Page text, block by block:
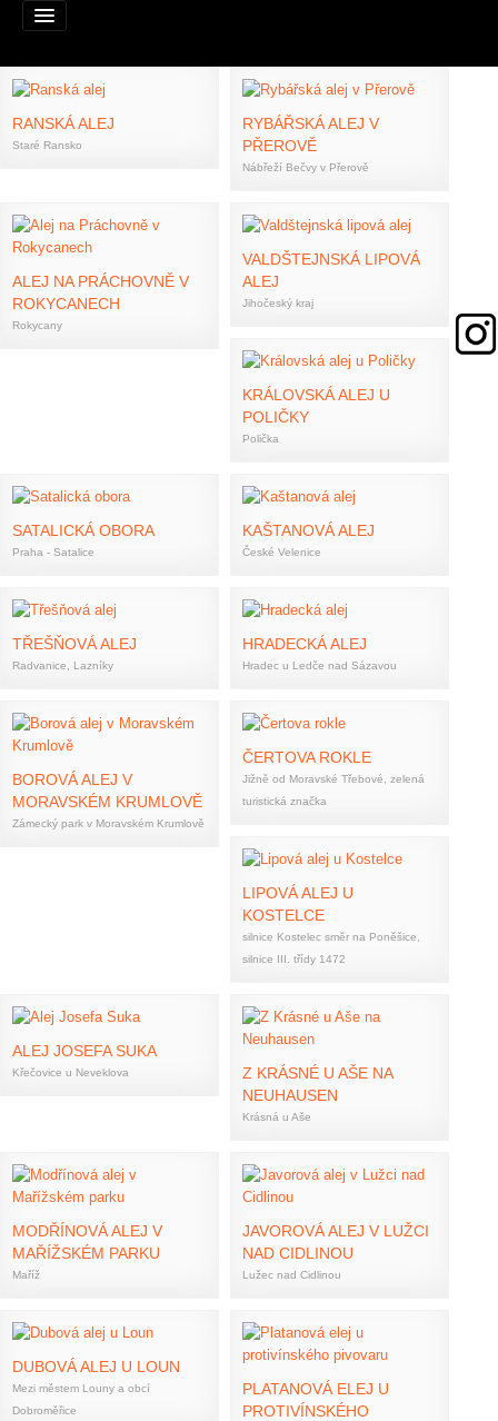
Nominujte alej
Nominované aleje
Podpořte
Mapa alejí
Spolupráce
RANSKÁ ALEJ
Staré Ransko
RYBÁŘSKÁ ALEJ V
PŘEROVĚ
Nábřeží Bečvy v Přerově
ALEJ NA PRÁCHOVNĚ V
ROKYCANECH
Rokycany
VALDŠTEJNSKÁ LIPOVÁ
ALEJ
Jihočeský kraj
KRÁLOVSKÁ ALEJ U
POLIČKY
Polička
SATALICKÁ OBORA
Praha - Satalice
KAŠTANOVÁ ALEJ
České Velenice
TŘEŠŇOVÁ ALEJ
Radvanice, Lazníky
HRADECKÁ ALEJ
Hradec u Ledče nad Sázavou
BOROVÁ ALEJ V
MORAVSKÉM KRUMLOVĚ
Zámecký park v Moravském Krumlově
ČERTOVA ROKLE
Jižně od Moravské Třebové, zelená
turistická značka
LIPOVÁ ALEJ U
KOSTELCE
silnice Kostelec směr na Poněšice,
silnice III. třídy 1472
ALEJ JOSEFA SUKA
Křečovice u Neveklova
Z KRÁSNÉ U AŠE NA
NEUHAUSEN
Krásná u Aše
MODŘÍNOVÁ ALEJ V
MAŘÍŽSKÉM PARKU
Maříž
JAVOROVÁ ALEJ V LUŽCI
NAD CIDLINOU
Lužec nad Cidlinou
DUBOVÁ ALEJ U LOUN
Mezi městem Louny a obcí
Dobroměřice
PLATANOVÁ ELEJ U
PROTIVÍNSKÉHO